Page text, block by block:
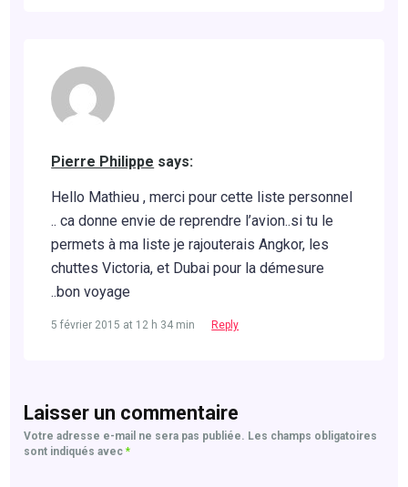
Pierre Philippe says:
Hello Mathieu , merci pour cette liste personnel
.. ca donne envie de reprendre l’avion..si tu le
permets à ma liste je rajouterais Angkor, les
chuttes Victoria, et Dubai pour la démesure
..bon voyage
5 février 2015 at 12 h 34 min Reply
Laisser un commentaire
Votre adresse e-mail ne sera pas publiée. Les champs obligatoires
sont indiqués avec*